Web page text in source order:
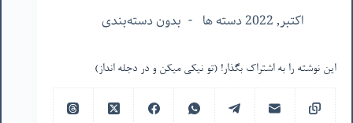
اکتبر, 2022 دسته ها بدون دسته‌بندی
این نوشته را به اشتراک بگذار! (تو نیکی میکن و در دجله انداز)